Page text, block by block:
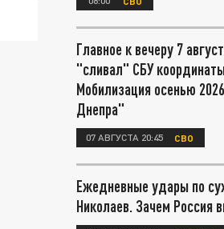
Главное к вечеру 7
"сливал" СБУ
Мобилизация осенью
Днепра"
07 АВГУСТА 20:45 СВО
Ежедневные удары по
Николаев. Зачем Россия